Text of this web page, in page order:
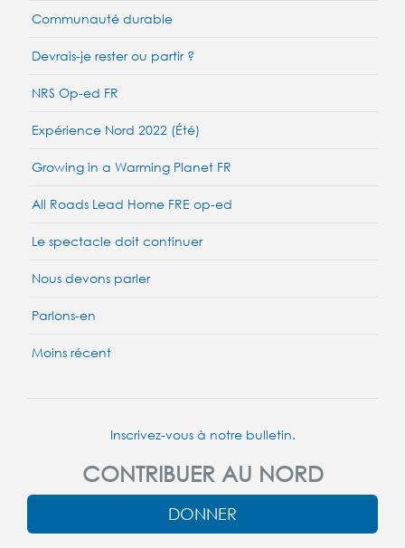
Communauté durable
Devrais-je rester ou partir ?
NRS Op-ed FR
Expérience Nord 2022 (Été)
Growing in a Warming Planet FR
All Roads Lead Home FRE op-ed
Le spectacle doit continuer
Nous devons parler
Parlons-en
Moins récent
Inscrivez-vous à notre bulletin.
CONTRIBUER AU NORD
DONNER